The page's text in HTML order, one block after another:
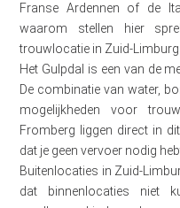
Franse Ardennen of de
waarom stellen hier
trouwlocatie in Zuid-Limburg.
Het Gulpdal is een van de
De combinatie van water,
mogelijkheden voor
Fromberg liggen direct in
dat je geen vervoer nodig
Buitenlocaties in Zuid-
dat binnenlocaties niet